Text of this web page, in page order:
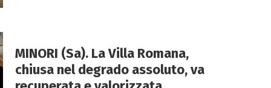
MINORI (Sa). La Villa Romana,
chiusa nel degrado assoluto, va